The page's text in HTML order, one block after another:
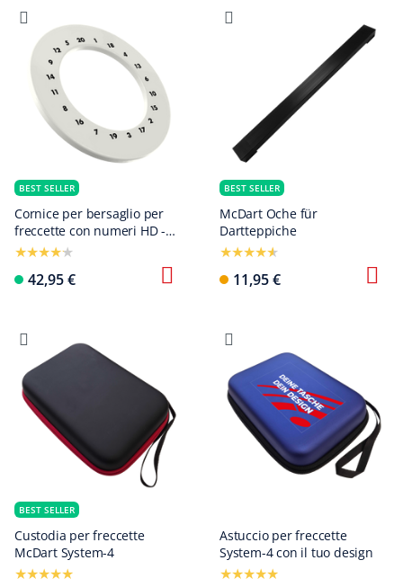
BEST SELLER
Cornice per bersaglio per
freccette con numeri HD -
Colori personalizzati
42,95 € Configura ora
BEST SELLER
McDart Oche für
Dartteppiche
11,95 €
BEST SELLER
Custodia per freccette
McDart System-4
Astuccio per freccette
System-4 con il tuo design